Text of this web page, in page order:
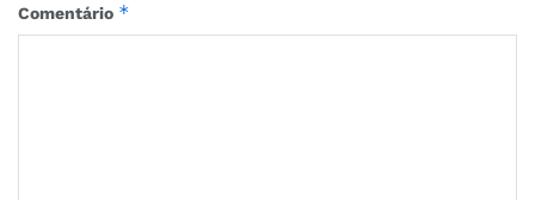
Comentário *